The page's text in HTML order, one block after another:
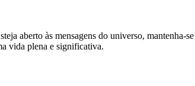
aberto às mensagens do universo, mantenha-
vida plena e significativa.